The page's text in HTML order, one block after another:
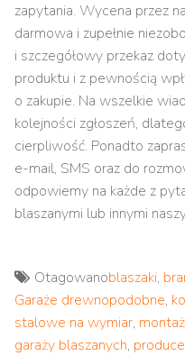
zapytania. Wycena przez
darmowa i zupełnie
i szczegółowy przekaz
produktu i z pewnością
o zakupie. Na wszelkie
kolejności zgłoszeń,
cierpliwość. Ponadto
e-mail, SMS oraz do
odpowiemy na każde z
blaszanymi lub innymi
Otagowanoblaszaki,
Garaże drewnopodobne,
stalowe na wymiar,
garaży blaszanych,